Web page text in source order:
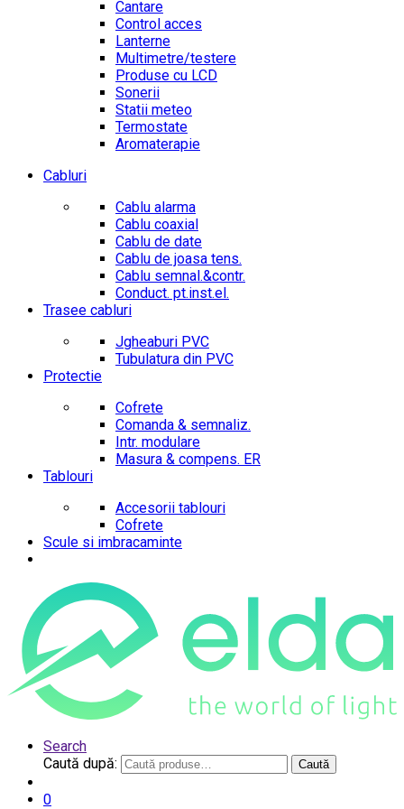
Cantare
Control acces
Lanterne
Multimetre/testere
Produse cu LCD
Sonerii
Statii meteo
Termostate
Aromaterapie
Cabluri
Cablu alarma
Cablu coaxial
Cablu de date
Cablu de joasa tens.
Cablu semnal.&contr.
Conduct. pt.inst.el.
Trasee cabluri
Jgheaburi PVC
Tubulatura din PVC
Protectie
Cofrete
Comanda & semnaliz.
Intr. modulare
Masura & compens. ER
Tablouri
Accesorii tablouri
Cofrete
Scule si imbracaminte
Search
Caută după:
Caută
0